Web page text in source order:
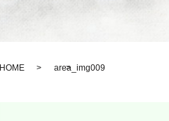
HOME area_img009